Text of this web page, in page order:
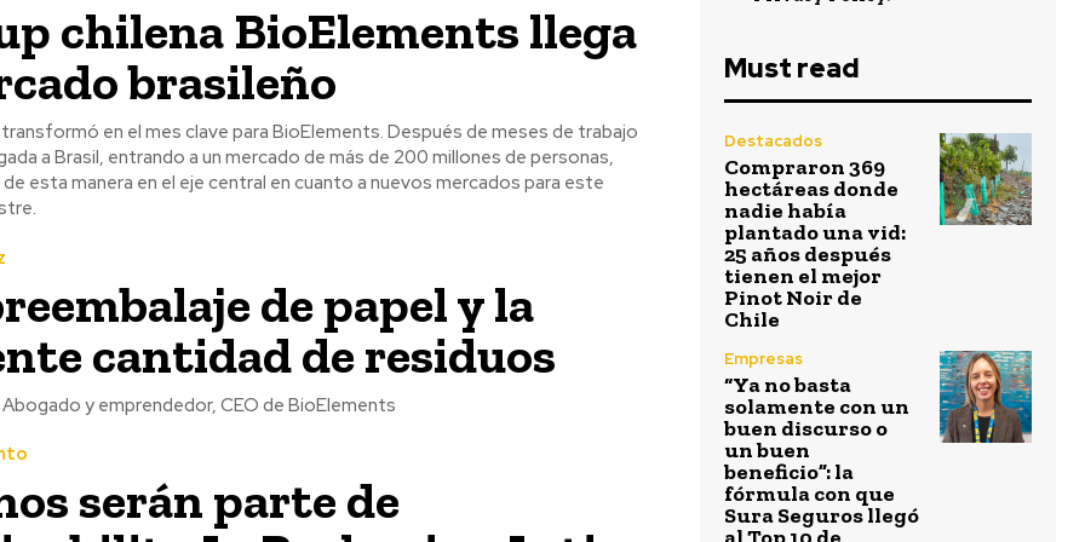
chilena BioElements llega
brasileño
en el mes clave para BioElements. Después de meses de trabajo
a Brasil, entrando a un mercado de más de 200 millones de personas,
esta manera en el eje central en cuanto a nuevos mercados para este
de papel y la
cantidad de residuos
Ignacio Parada, Abogado y emprendedor, CEO de BioElements
serán parte de
Must read
Destacados
Compraron 369
hectáreas donde
nadie había
plantado una vid:
25 años después
tienen el mejor
Pinot Noir de
Chile
Empresas
“Ya no basta
solamente con un
buen discurso o
un buen
beneficio”: la
fórmula con que
Sura Seguros llegó